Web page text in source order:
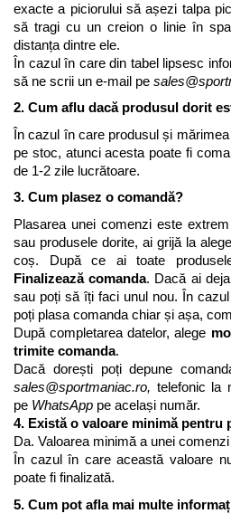
exacte a piciorului să așezi talpa
să tragi cu un creion o linie în
distanța dintre ele.
În cazul în care din tabel lipsesc
să ne scrii un e-mail pe
2. Cum aflu dacă produsul dorit
În cazul în care produsul și
pe stoc, atunci acesta poate fi
de 1-2 zile lucrătoare.
3. Cum plasez o comandă?
Plasarea unei comenzi este
sau produsele dorite, ai grijă la
Finalizează comanda. Dacă ai
sau poți să îți faci unul nou. În
poți plasa comanda chiar și așa,
După completarea datelor, alege
trimite comanda.
sales@sportmaniac.ro, telefonic la
pe WhatsApp pe același număr.
4. Există o valoare minimă pentru
Da. Valoarea minimă a unei
În cazul în care această valoare
poate fi finalizată.
5. Cum pot afla mai multe